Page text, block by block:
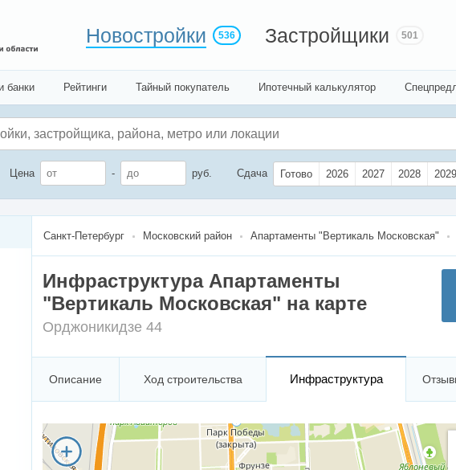
Новостройки 536 Застройщики 501
банки Рейтинги Тайный покупатель Ипотечный калькулятор
Цена - руб. Сдача Готово 2026 2027 2028 2029
Санкт-Петербург Московский район Апартаменты "Вертикаль Московская"
Инфраструктура Апартаменты
"Вертикаль Московская" на карте
Орджоникидзе 44
Описание Ход строительства Инфраструктура